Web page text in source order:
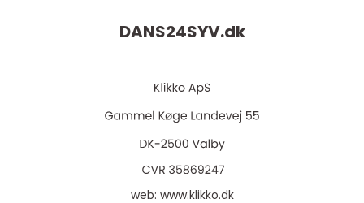
DANS24SYV.dk
web: www.klikko.dk